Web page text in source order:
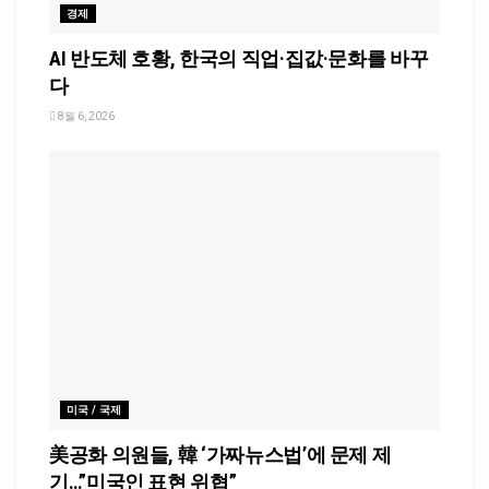
경제
AI 반도체 호황, 한국의 직업·집값·문화를 바꾸
다
8월 6, 2026
미국 / 국제
美공화 의원들, 韓 ‘가짜뉴스법’에 문제 제
기…”미국인 표현 위협”